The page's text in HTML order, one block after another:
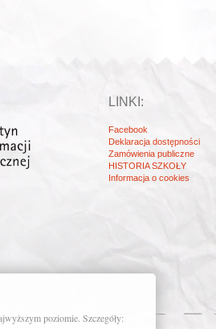
LINKI:
Facebook
Deklaracja dostępności
Zamówienia publiczne
HISTORIA SZKOŁY
Informacja o cookies
poziomie. Szczegóły: